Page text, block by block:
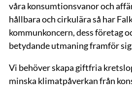
våra konsumtionsvanor och
hållbara och cirkulära så har
kommunkoncern, dess företag
betydande utmaning framför
Vi behöver skapa giftfria
minska klimatpåverkan från